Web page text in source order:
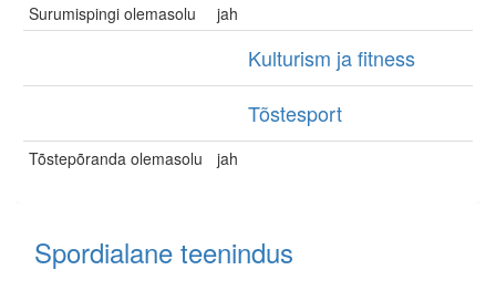
Surumispingi olemasolu
jah
Kulturism ja fitness
Tõstesport
Tõstepõranda olemasolu jah
Spordialane teenindus